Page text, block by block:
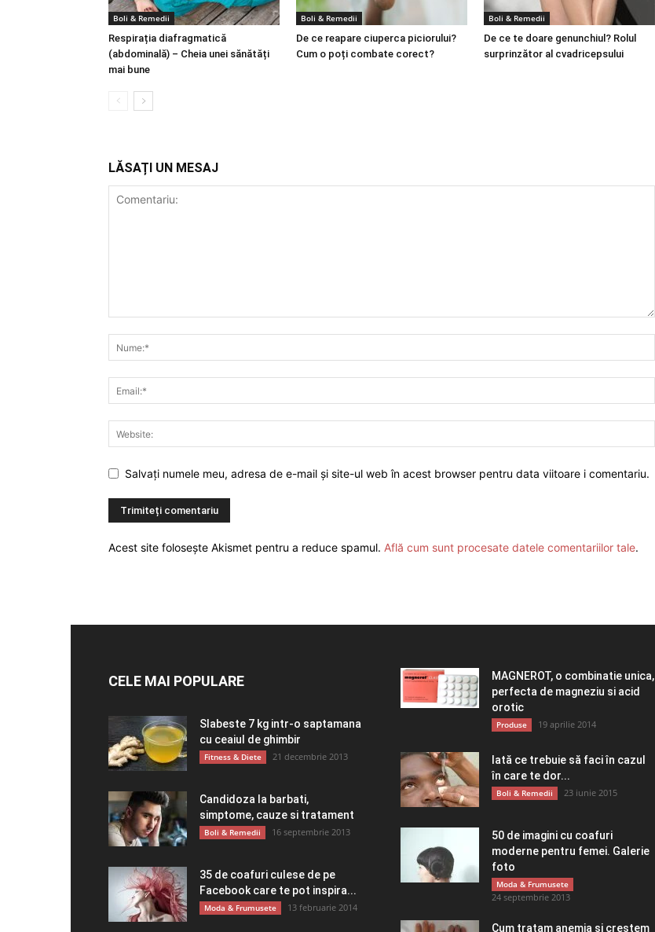
Boli & Remedii
Respirația diafragmatică
(abdominală) – Cheia unei sănătăți
mai bune
Boli & Remedii
De ce reapare ciuperca piciorului?
Cum o poți combate corect?
Boli & Remedii
De ce te doare genunchiul? Rolul
surprinzător al cvadricepsului
LĂSAȚI UN MESAJ
Salvați numele meu, adresa de e-mail și site-ul web în acest browser pentru data viitoare i comentariu.
Acest site folosește Akismet pentru a reduce spamul. Află cum sunt procesate datele comentariilor tale.
CELE MAI POPULARE
Slabeste 7 kg intr-o saptamana
cu ceaiul de ghimbir
Fitness & Diete 21 decembrie 2013
Candidoza la barbati,
simptome, cauze si tratament
Boli & Remedii 16 septembrie 2013
35 de coafuri culese de pe
Facebook care te pot inspira...
Moda & Frumusete 13 februarie 2014
MAGNEROT, o combinatie unica,
perfecta de magneziu si acid
orotic
Produse 19 aprilie 2014
Iată ce trebuie să faci în cazul
în care te dor...
Boli & Remedii 23 iunie 2015
50 de imagini cu coafuri
moderne pentru femei. Galerie
foto
Moda & Frumusete
24 septembrie 2013
Cum tratam anemia si crestem